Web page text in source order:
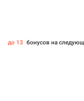
до 13 бонусов на